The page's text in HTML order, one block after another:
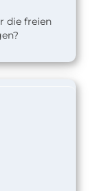
die freien